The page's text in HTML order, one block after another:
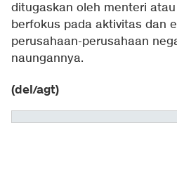
ditugaskan oleh menteri
berfokus pada aktivitas dan
perusahaan-perusahaan
naungannya.
(del/agt)